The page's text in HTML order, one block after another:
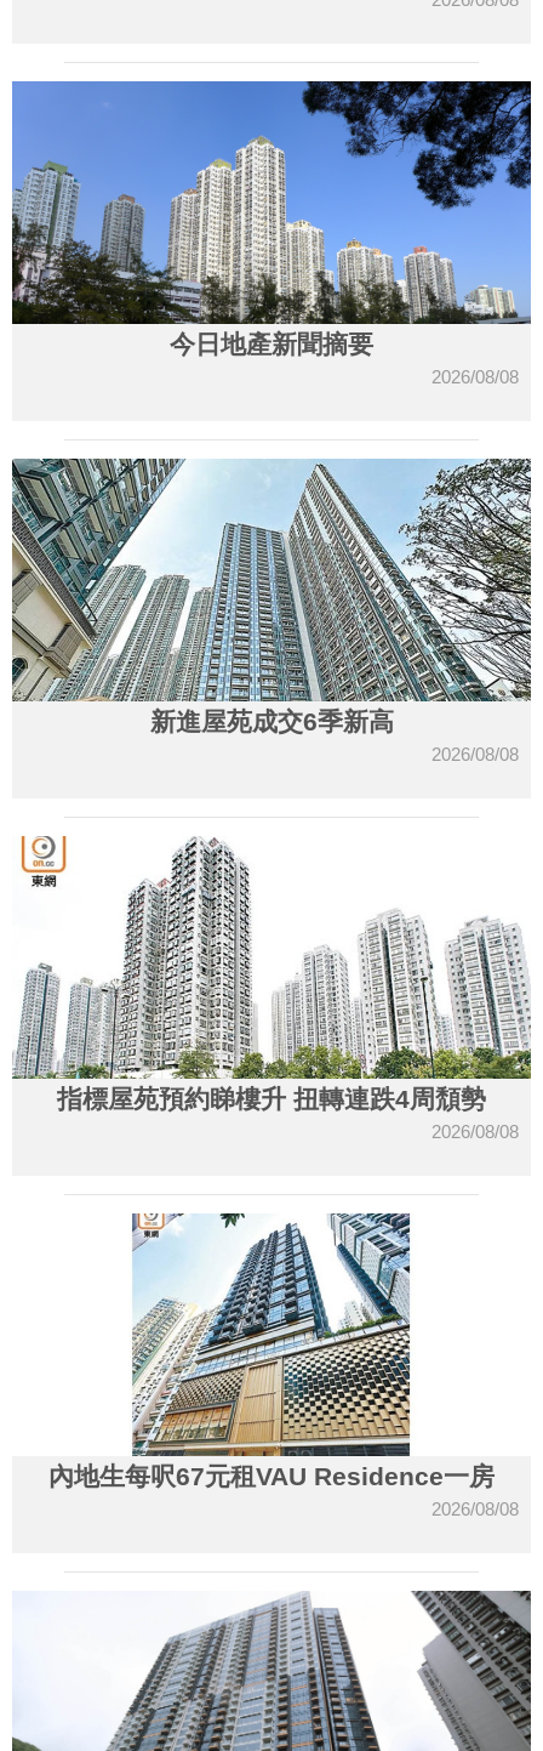
今日地產新聞摘要
2026/08/08
新進屋苑成交6季新高
2026/08/08
指標屋苑預約睇樓升 扭轉連跌4周頹勢
2026/08/08
內地生每呎67元租VAU Residence一房
2026/08/08